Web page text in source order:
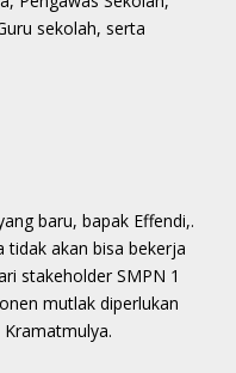
sekolah, serta
baru, bapak Effendi,.
tidak akan bisa bekerja
stakeholder SMPN 1
mutlak diperlukan